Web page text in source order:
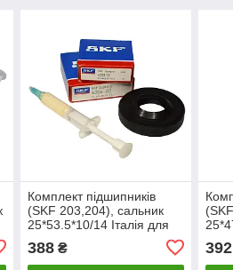
Комплект підшипників
(SKF 203,204), сальник
25*53.5*10/14 Італія для
пральних машин Indesit,
Ariston
388₴ 392